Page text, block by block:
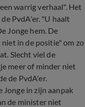
warrig verhaal". Het
PvdA'er. "U haalt
Jonge hem. De
in de positie" om zo
Slecht viel de
meer of minder niet
de PvdA'er.
in zijn aanpak
de minister niet